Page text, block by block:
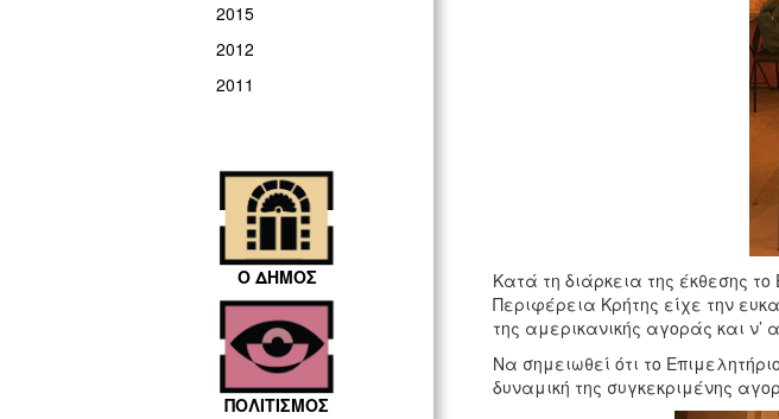
2015
2012
2011
Ο ΔΗΜΟΣ
ΠΟΛΙΤΙΣΜΟΣ
Κατά τη διάρκεια της έκθεσης
Περιφέρεια Κρήτης είχε την
της αμερικανικής αγοράς και ν’
Να σημειωθεί ότι το
δυναμική της συγκεκριμένης